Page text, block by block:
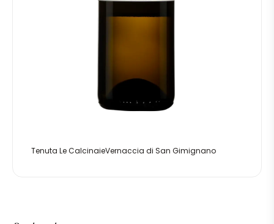
Tenuta Le CalcinaieVernaccia di San Gimignano